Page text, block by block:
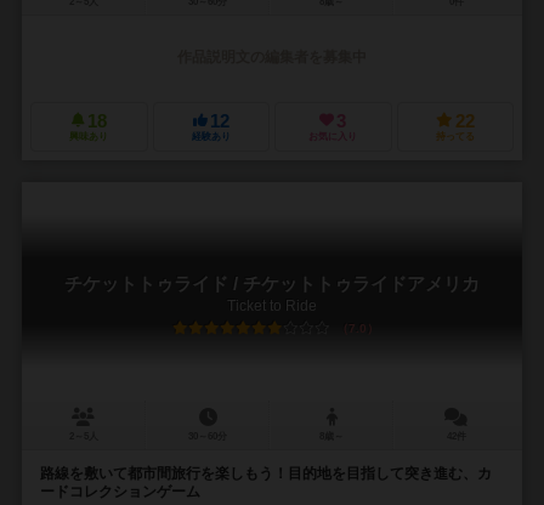
18
興味あり
12
経験あり
3
お気に入り
22
持ってる
チケットトゥライド / チケットトゥライドアメリカ
Ticket to Ride
7.0
路線を敷いて都市間旅行を楽しもう！目的地を目指して突き進む、カ
ードコレクションゲーム